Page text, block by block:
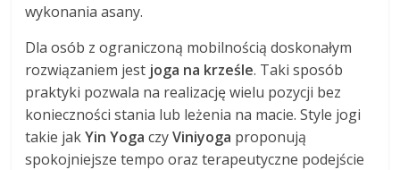
wykonania asany.
Dla osób z ograniczoną mobilnością doskonałym
rozwiązaniem jest joga na krześle. Taki sposób
praktyki pozwala na realizację wielu pozycji bez
konieczności stania lub leżenia na macie. Style jogi
takie jakYin Yoga czyViniyoga proponują
spokojniejsze tempo oraz terapeutyczne podejście